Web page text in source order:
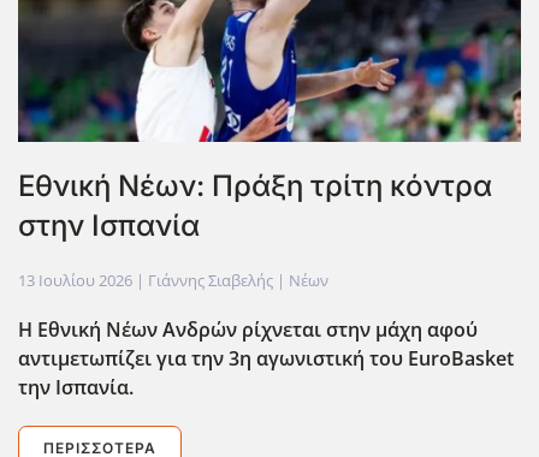
Eθνική Νέων: Πράξη τρίτη κόντρα
στην Ισπανία
13 Ιουλίου 2026 | Γιάννης Σιαβελής | Νέων
Η Εθνική Νέων Ανδρών ρίχνεται στην μάχη αφού
αντιμετωπίζει για την 3η αγωνιστική του EuroBasket
την Ισπανία.
ΠΕΡΙΣΣΌΤΕΡΑ